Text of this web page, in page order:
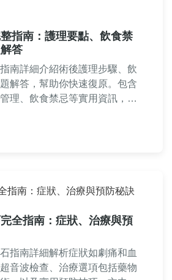
指南：護理要點、飲食禁
答
南詳細介紹術後護理步驟、飲
解答，幫助你快速復原。包含
理、飲食禁忌等實用資訊，讓
。
全指南：症狀、治療與預
指南詳細解析症狀如劇痛和血
音波檢查、治療選項包括藥物